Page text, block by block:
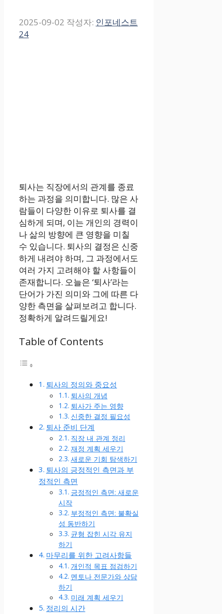
2025-09-02 작성자: 인포네스트
24
퇴사는 직장에서의 관계를 종료
하는 과정을 의미합니다. 많은 사
람들이 다양한 이유로 퇴사를 결
심하게 되며, 이는 개인의 경력이
나 삶의 방향에 큰 영향을 미칠
수 있습니다. 퇴사의 결정은 신중
하게 내려야 하며, 그 과정에서도
여러 가지 고려해야 할 사항들이
존재합니다. 오늘은 ‘퇴사’라는
단어가 가진 의미와 그에 따른 다
양한 측면을 살펴보려고 합니다.
정확하게 알려드릴게요!
Table of Contents
퇴사의 정의와 중요성
퇴사의 개념
퇴사가 주는 영향
신중한 결정 필요성
퇴사 준비 단계
직장 내 관계 정리
재정 계획 세우기
새로운 기회 탐색하기
퇴사의 긍정적인 측면과 부
정적인 측면
긍정적인 측면: 새로운
시작
부정적인 측면: 불확실
성 동반하기
균형 잡힌 시각 유지
하기
마무리를 위한 고려사항들
개인적 목표 점검하기
멘토나 전문가와 상담
하기
미래 계획 세우기
정리의 시간